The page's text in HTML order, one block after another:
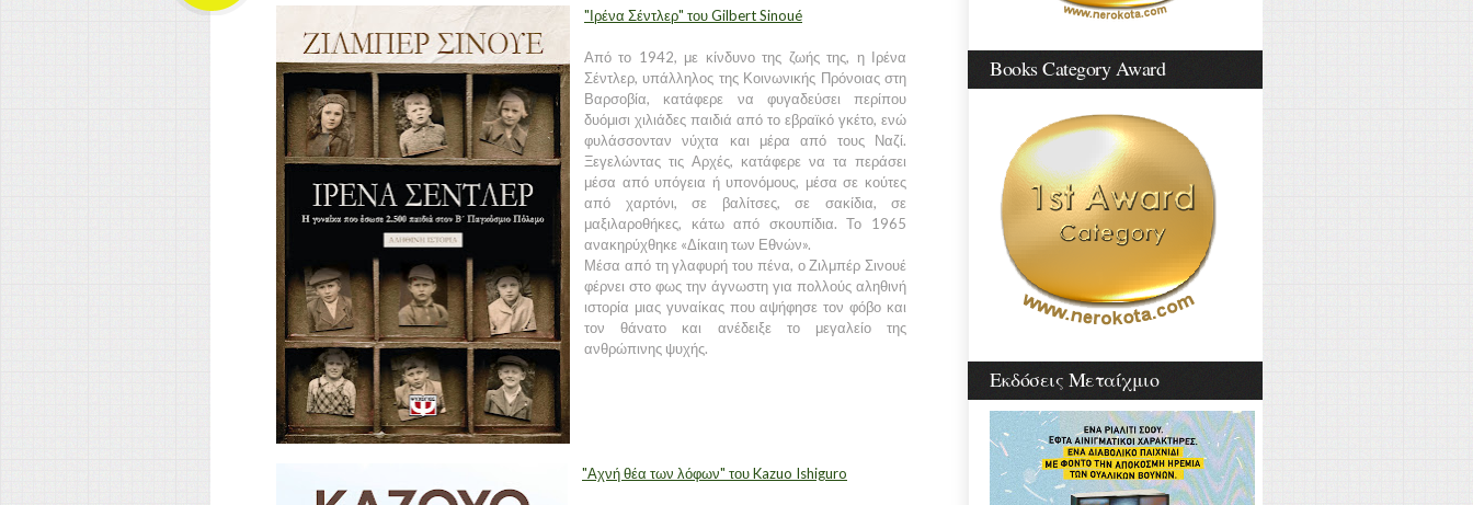
"Ιρένα Σέντλερ" του Gilbert Sinoué
Από το 1942, με κίνδυνο της ζωής της, η Ιρένα
Σέντλερ, υπάλληλος της Κοινωνικής Πρόνοιας στη
Βαρσοβία, κατάφερε να φυγαδεύσει περίπου
δυόμισι χιλιάδες παιδιά από το εβραϊκό γκέτο, ενώ
φυλάσσονταν νύχτα και μέρα από τους Ναζί.
Ξεγελώντας τις Αρχές, κατάφερε να τα περάσει
μέσα από υπόγεια ή υπονόμους, μέσα σε κούτες
από χαρτόνι, σε βαλίτσες, σε σακίδια, σε
μαξιλαροθήκες, κάτω από σκουπίδια. Το 1965
ανακηρύχθηκε «Δίκαιη των Εθνών».
Μέσα από τη γλαφυρή του πένα, ο Ζιλμπέρ Σινουέ
φέρνει στο φως την άγνωστη για πολλούς αληθινή
ιστορία μιας γυναίκας που αψήφησε τον φόβο και
τον θάνατο και ανέδειξε το μεγαλείο της
ανθρώπινης ψυχής.
"Αχνή θέα των λόφων" του Kazuo Ishiguro
Books Category Award
Εκδόσεις Μεταίχμιο